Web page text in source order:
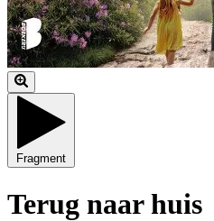
Fragment
Terug naar huis